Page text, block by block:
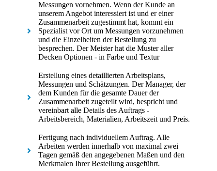
Messungen vornehmen. Wenn der Kunde an
unserem Angebot interessiert ist und er einer
Zusammenarbeit zugestimmt hat, kommt ein
Spezialist vor Ort um Messungen vorzunehmen
und die Einzelheiten der Bestellung zu
besprechen. Der Meister hat die Muster aller
Decken Optionen - in Farbe und Textur
Erstellung eines detaillierten Arbeitsplans,
Messungen und Schätzungen. Der Manager, der
dem Kunden für die gesamte Dauer der
Zusammenarbeit zugeteilt wird, bespricht und
vereinbart alle Details des Auftrags -
Arbeitsbereich, Materialien, Arbeitszeit und Preis.
Fertigung nach individuellem Auftrag. Alle
Arbeiten werden innerhalb von maximal zwei
Tagen gemäß den angegebenen Maßen und den
Merkmalen Ihrer Bestellung ausgeführt.